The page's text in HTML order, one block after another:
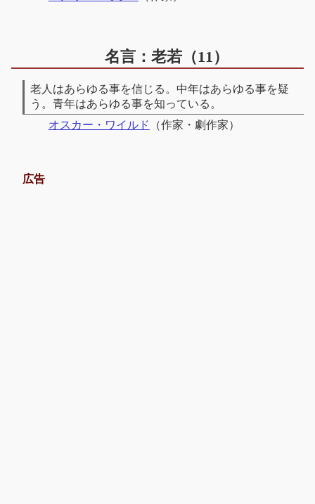
名言：老若（11）
老人はあらゆる事を信じる。中年はあらゆる事を疑
う。青年はあらゆる事を知っている。
オスカー・ワイルド
（作家・劇作家）
広告